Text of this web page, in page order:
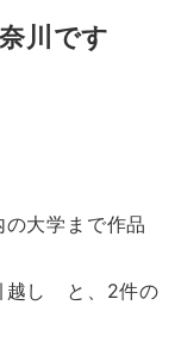
川です
大学まで作品
越し と、2件の